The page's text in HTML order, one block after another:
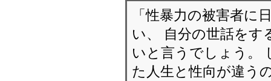
「性暴力の被害者に
い、 自分の世話を
いと言うでしょう。
た人生と性向が違う